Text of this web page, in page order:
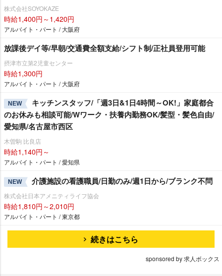
株式会社SOYOKAZE
時給1,400円～1,420円
アルバイト・パート / 大阪府
放課後デイ等/早朝/交通費全額支給/シフト制/正社員登用可能
摂津市立第2児童センター
時給1,300円
アルバイト・パート / 大阪府
NEW
キッチンスタッフ/「週3日&1日4時間～OK!」家庭都合
のお休みも相談可能/Wワーク・扶養内勤務OK/髪型・髪色自由/
愛知県/名古屋市西区
木曽駒 比良店
時給1,140円～
アルバイト・パート / 愛知県
NEW 介護施設の看護職員/日勤のみ/週1日から/ブランク不問
株式会社日本アメニティライフ協会
時給1,810円～2,010円
アルバイト・パート / 東京都
続きはこちら
sponsored by 求人ボックス